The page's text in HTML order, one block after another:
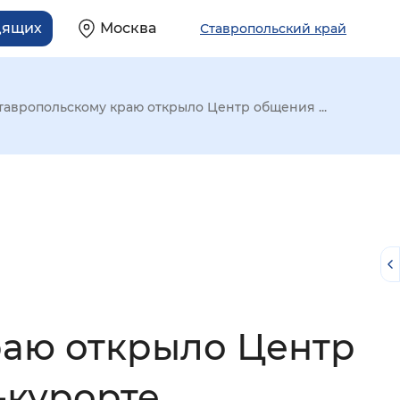
Москва Ставропольский край
краю открыло Центр общения ...
открыло Центр